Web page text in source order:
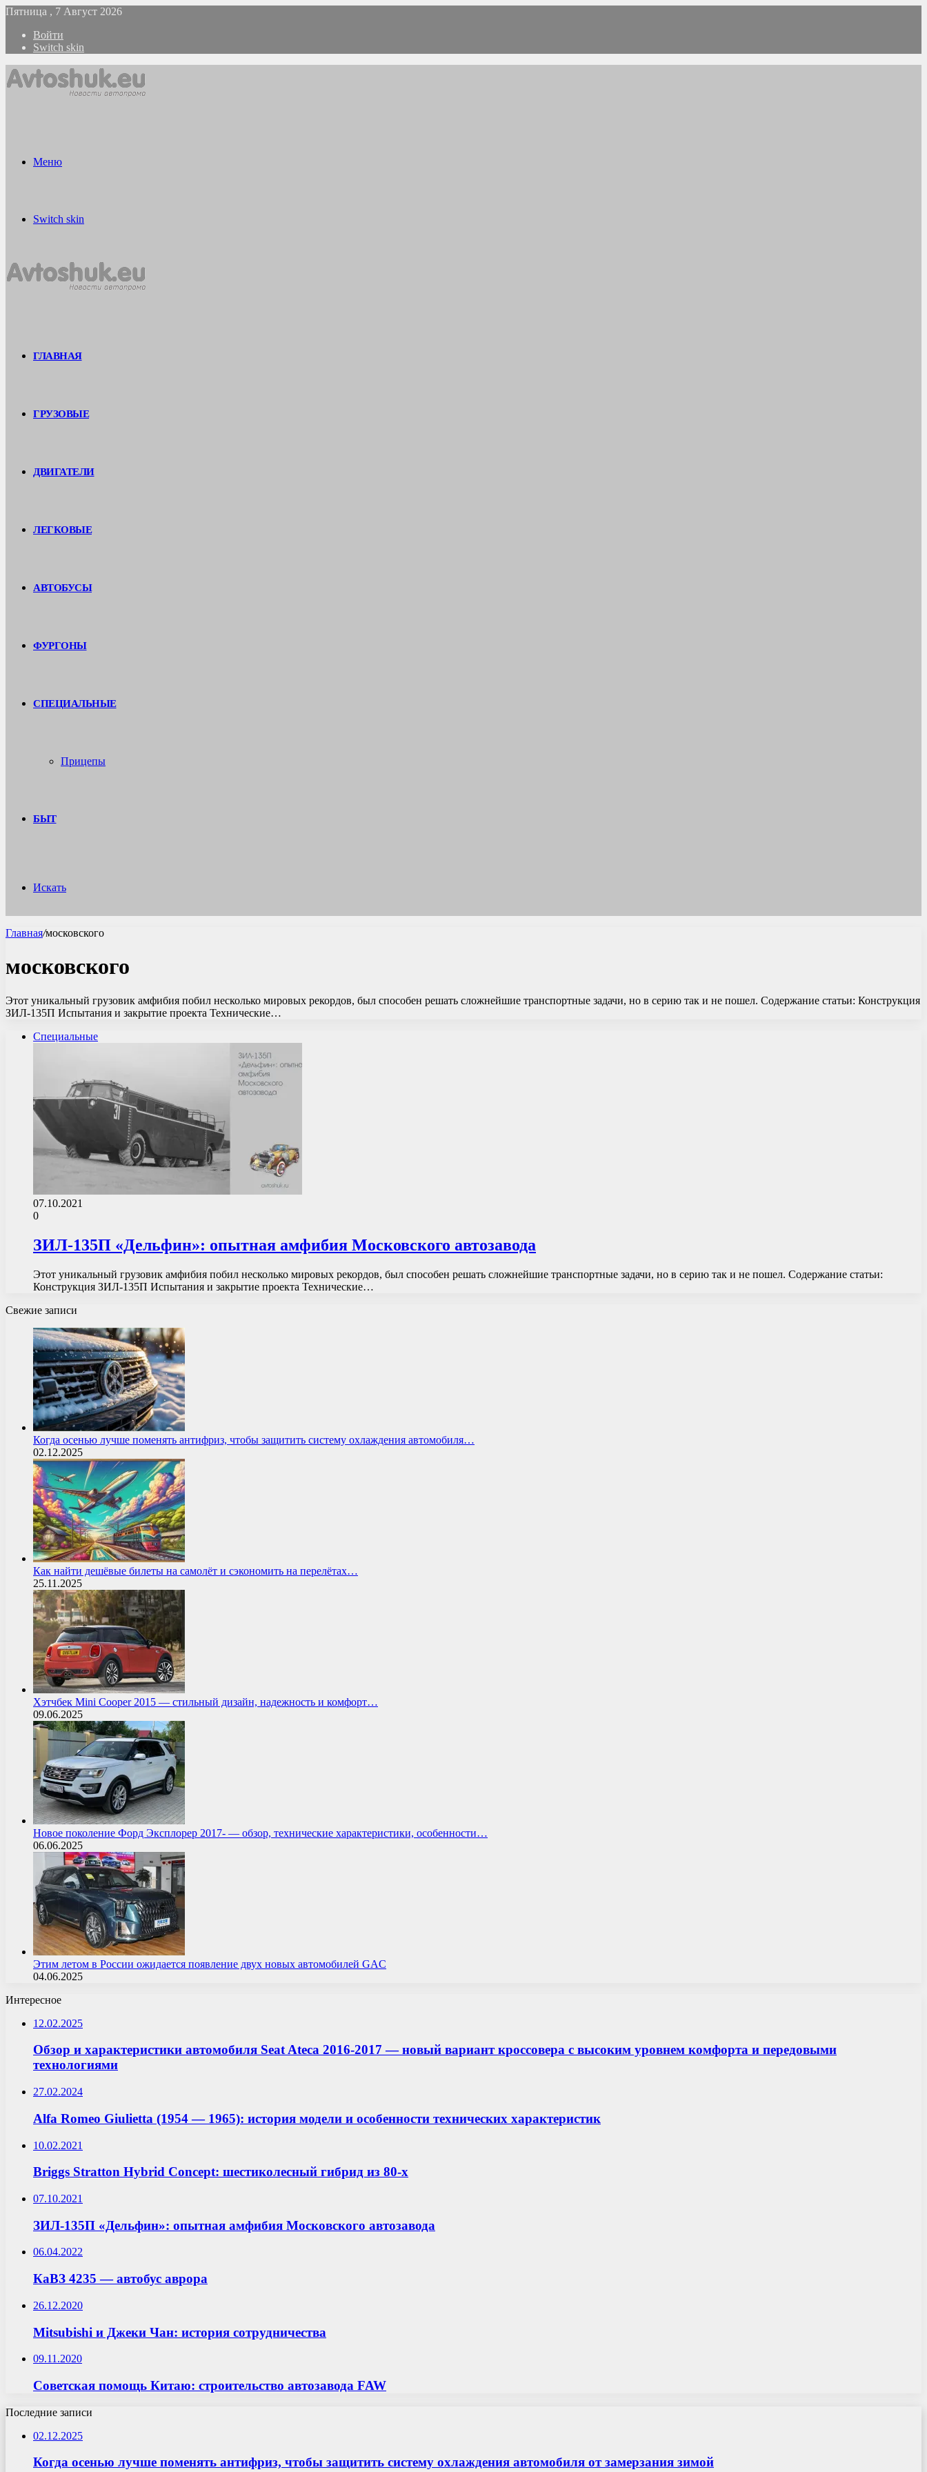
Пятница , 7 Август 2026
Войти
Switch skin
Меню
Switch skin
ГЛАВНАЯ
ГРУЗОВЫЕ
ДВИГАТЕЛИ
ЛЕГКОВЫЕ
АВТОБУСЫ
ФУРГОНЫ
СПЕЦИАЛЬНЫЕ
Прицепы
БЫТ
Искать
Главная/московского
московского
Этот уникальный грузовик амфибия побил несколько мировых рекордов, был способен решать сложнейшие транспортные задачи, но в серию так и не пошел. Содержание статьи: Конструкция
ЗИЛ-135П Испытания и закрытие проекта Технические…
Специальные
07.10.2021
0
ЗИЛ-135П «Дельфин»: опытная амфибия Московского автозавода
Этот уникальный грузовик амфибия побил несколько мировых рекордов, был способен решать сложнейшие транспортные задачи, но в серию так и не пошел. Содержание статьи:
Конструкция ЗИЛ-135П Испытания и закрытие проекта Технические…
Свежие записи
Когда осенью лучше поменять антифриз, чтобы защитить систему охлаждения автомобиля…
02.12.2025
Как найти дешёвые билеты на самолёт и сэкономить на перелётах…
25.11.2025
Хэтчбек Mini Cooper 2015 — стильный дизайн, надежность и комфорт…
09.06.2025
Новое поколение Форд Эксплорер 2017- — обзор, технические характеристики, особенности…
06.06.2025
Этим летом в России ожидается появление двух новых автомобилей GAC
04.06.2025
Интересное
12.02.2025
Обзор и характеристики автомобиля Seat Ateca 2016-2017 — новый вариант кроссовера с высоким уровнем комфорта и передовыми
технологиями
27.02.2024
Alfa Romeo Giulietta (1954 — 1965): история модели и особенности технических характеристик
10.02.2021
Briggs Stratton Hybrid Concept: шестиколесный гибрид из 80-х
07.10.2021
ЗИЛ-135П «Дельфин»: опытная амфибия Московского автозавода
06.04.2022
КаВЗ 4235 — автобус аврора
26.12.2020
Mitsubishi и Джеки Чан: история сотрудничества
09.11.2020
Советская помощь Китаю: строительство автозавода FAW
Последние записи
02.12.2025
Когда осенью лучше поменять антифриз, чтобы защитить систему охлаждения автомобиля от замерзания зимой